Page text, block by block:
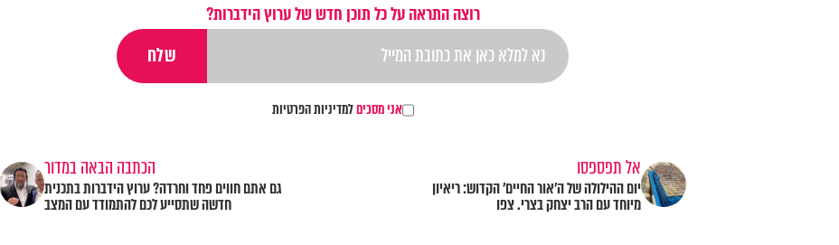
רוצה התראה על כל תוכן חדש של ערוץ הידברות?
אני מסכיםלמדיניות הפרטיות
אל תפספסו
יום ההילולה של ה’אור החיים’ הקדוש: ריאיון
מיוחד עם הרב יצחק בצרי. צפו
הכתבה הבאה במדור
גם אתם חווים פחד וחרדה? ערוץ הידברות בתכנית
חדשה שתסייע לכם להתמודד עם המצב